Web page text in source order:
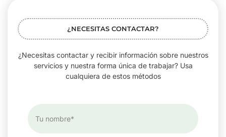
¿NECESITAS CONTACTAR?
¿Necesitas contactar y recibir información sobre nuestros
servicios y nuestra forma única de trabajar? Usa
cualquiera de estos métodos